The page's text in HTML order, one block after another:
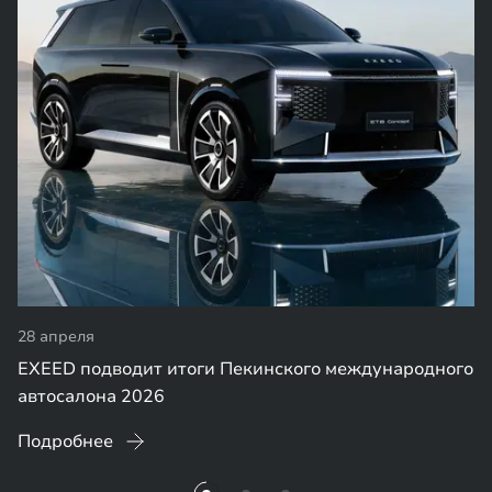
28 апреля
EXEED подводит итоги Пекинского международного
автосалона 2026
Подробнее